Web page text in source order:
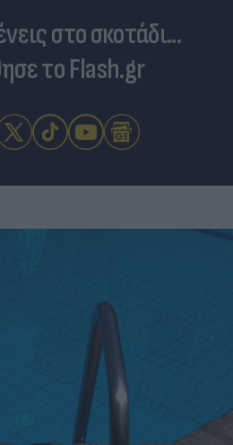
στο σκοτάδι...
το Flash.gr